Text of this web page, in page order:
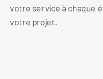
votre service à chaque
votre projet.